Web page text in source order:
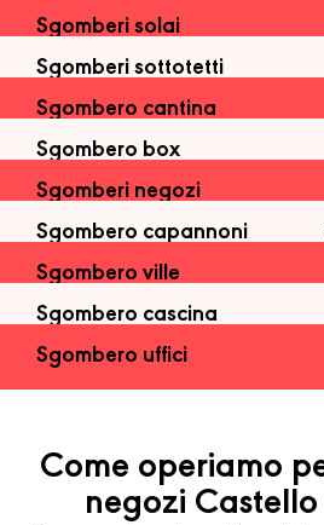
Sgomberi solai
Sgomberi sottotetti
Sgombero cantina
Sgombero box
Sgomberi negozi
Sgombero capannoni
Sgombero ville
Sgombero cascina
Sgombero uffici
Come operiamo
negozi